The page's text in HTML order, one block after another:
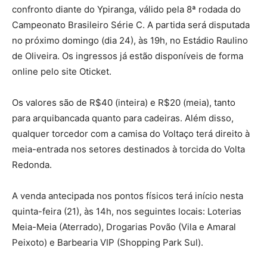
confronto diante do Ypiranga, válido pela 8ª rodada do
Campeonato Brasileiro Série C. A partida será disputada
no próximo domingo (dia 24), às 19h, no Estádio Raulino
de Oliveira. Os ingressos já estão disponíveis de forma
online pelo site Oticket.
Os valores são de R$40 (inteira) e R$20 (meia), tanto
para arquibancada quanto para cadeiras. Além disso,
qualquer torcedor com a camisa do Voltaço terá direito à
meia-entrada nos setores destinados à torcida do Volta
Redonda.
A venda antecipada nos pontos físicos terá início nesta
quinta-feira (21), às 14h, nos seguintes locais: Loterias
Meia-Meia (Aterrado), Drogarias Povão (Vila e Amaral
Peixoto) e Barbearia VIP (Shopping Park Sul).